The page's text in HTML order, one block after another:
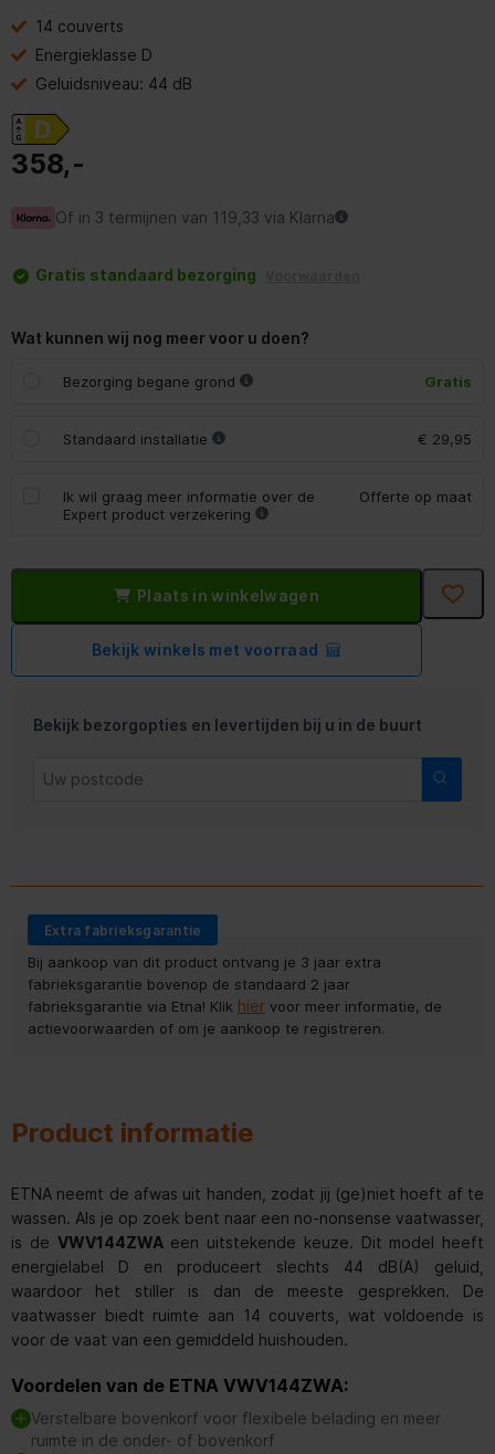
14 couverts
Energieklasse D
Geluidsniveau: 44 dB
358,-
Of in 3 termijnen van 119,33 via Klarna
Gratis standaard bezorging
Wat kunnen wij nog meer voor u doen?
Bezorging begane grond Gratis
Standaard installatie € 29,95
Ik wil graag meer informatie over de
Expert product verzekering
Offerte op maat
Plaats in winkelwagen
Bekijk winkels met voorraad
Bekijk bezorgopties en levertijden bij u in de buurt
Extra fabrieksgarantie
Bij aankoop van dit product ontvang je 3 jaar extra
fabrieksgarantie bovenop de standaard 2 jaar
fabrieksgarantie via Etna! Klik hier voor meer informatie, de
actievoorwaarden of om je aankoop te registreren.
Product informatie
ETNA neemt de afwas uit handen, zodat jij (ge)niet hoeft af te
wassen. Als je op zoek bent naar een no-nonsense vaatwasser,
is de VWV144ZWAeen uitstekende keuze. Dit model heeft
energielabel D en produceert slechts 44 dB(A) geluid,
waardoor het stiller is dan de meeste gesprekken. De
vaatwasser biedt ruimte aan 14 couverts, wat voldoende is
voor de vaat van een gemiddeld huishouden.
Voordelen van de ETNA VWV144ZWA:
Verstelbare bovenkorf voor flexibele belading en meer
ruimte in de onder- of bovenkorf